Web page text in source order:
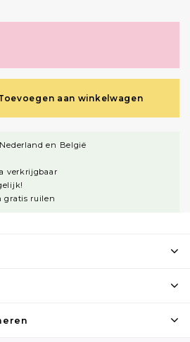
aan winkelwagen
en België
verkrijgbaar
gratis ruilen